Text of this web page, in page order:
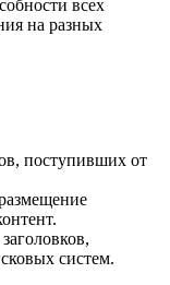
всех
на разных
поступивших от
систем.